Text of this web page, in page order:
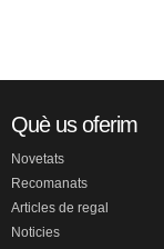
Què us oferim
Novetats
Recomanats
Articles de regal
Noticies